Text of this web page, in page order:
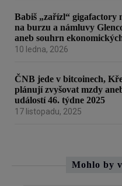
Babiš „zařízl“ gigafactory
na burzu a námluvy
aneb souhrn
10 ledna, 2026
ČNB jede v bitcoinech,
plánují zvyšovat mzdy
událostí 46. týdne 2025
17 listopadu, 2025
Mohlo by